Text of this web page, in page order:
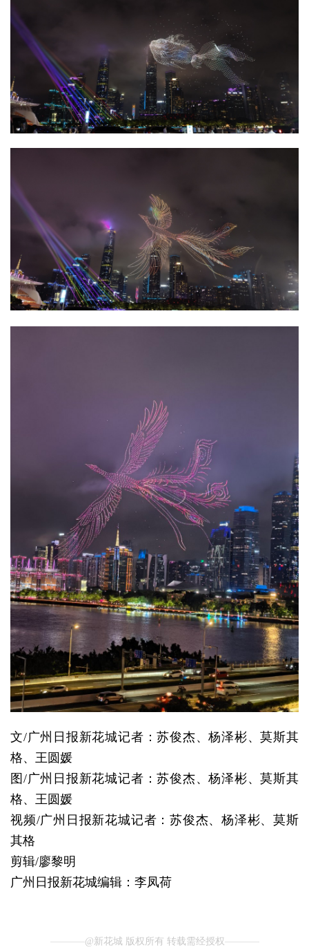
文/广州日报新花城记者：苏俊杰、杨泽彬、莫斯其
格、王圆媛
图/广州日报新花城记者：苏俊杰、杨泽彬、莫斯其
格、王圆媛
视频/广州日报新花城记者：苏俊杰、杨泽彬、莫斯
其格
剪辑/廖黎明
广州日报新花城编辑：李凤荷
@新花城 版权所有 转载需经授权